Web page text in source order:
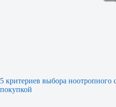
5 критериев выбора ноотропного
покупкой